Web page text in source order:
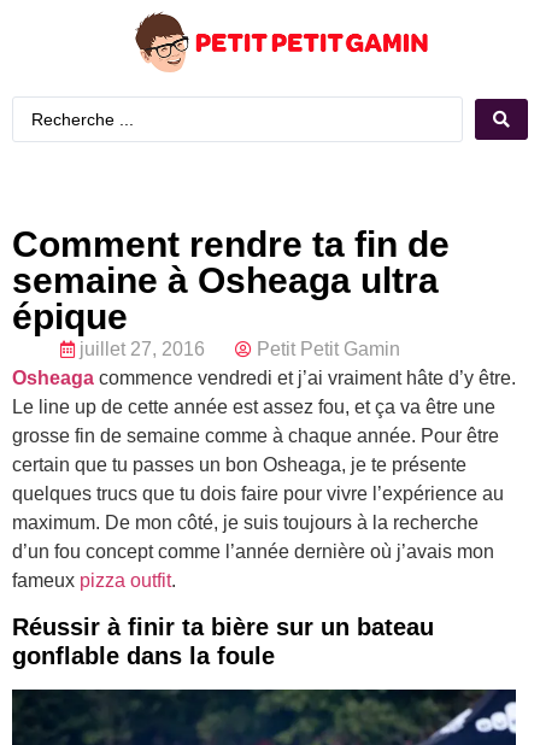
Comment rendre ta fin de
semaine à Osheaga ultra
épique
juillet 27, 2016
Petit Petit Gamin
Osheaga commence vendredi et j’ai vraiment hâte d’y être.
Le line up de cette année est assez fou, et ça va être une
grosse fin de semaine comme à chaque année. Pour être
certain que tu passes un bon Osheaga, je te présente
quelques trucs que tu dois faire pour vivre l’expérience au
maximum. De mon côté, je suis toujours à la recherche
d’un fou concept comme l’année dernière où j’avais mon
fameux pizza outfit.
Réussir à finir ta bière sur un bateau
gonflable dans la foule